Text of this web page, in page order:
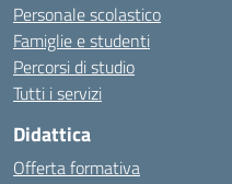
Personale scolastico
Famiglie e studenti
Percorsi di studio
Tutti i servizi
Didattica
Offerta formativa